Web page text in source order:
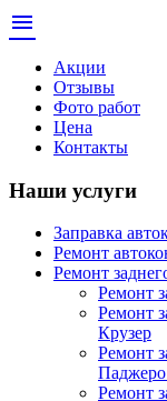
menu
Акции
Отзывы
Фото работ
Цена
Контакты
Наши услуги
Заправка
Ремонт
Ремонт
Ремонт
Ремонт
Крузер
Ремонт
Ремонт